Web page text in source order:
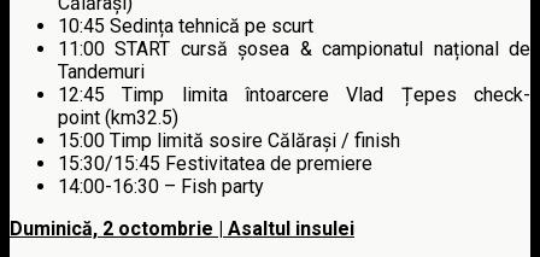
10:45 Sedința tehnică pe scurt
11:00 START cursă șosea & campionatul național de
Tandemuri
12:45 Timp limita întoarcere Vlad Țepes check-
point (km32.5)
15:00 Timp limită sosire Călărași / finish
15:30/15:45 Festivitatea de premiere
14:00-16:30 – Fish party
Duminică, 2 octombrie | Asaltul insulei